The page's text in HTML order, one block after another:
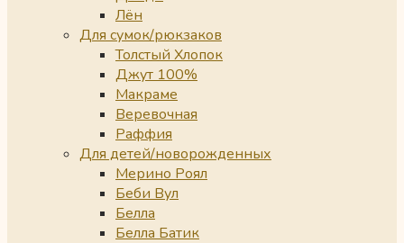
Лён
Для сумок/рюкзаков
Толстый Хлопок
Джут 100%
Макраме
Веревочная
Раффия
Для детей/новорожденных
Мерино Роял
Беби Вул
Белла
Белла Батик